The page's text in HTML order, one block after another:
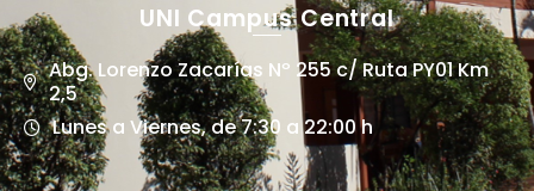
UNI Campus Central
Abg. Lorenzo Zacarías Nº 255 c/ Ruta PY01 Km
2,5
Lunes a Viernes, de 7:30 a 22:00 h